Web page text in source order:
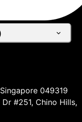
049319
#251, Chino Hills,